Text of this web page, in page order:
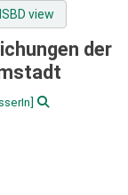
view
der